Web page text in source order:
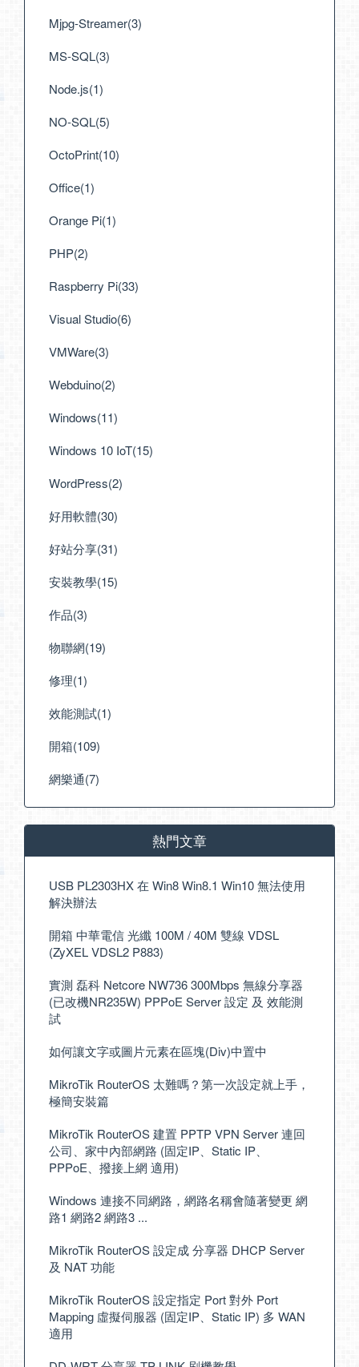
Mjpg-Streamer(3)
MS-SQL(3)
Node.js(1)
NO-SQL(5)
OctoPrint(10)
Office(1)
Orange Pi(1)
PHP(2)
Raspberry Pi(33)
Visual Studio(6)
VMWare(3)
Webduino(2)
Windows(11)
Windows 10 IoT(15)
WordPress(2)
好用軟體(30)
好站分享(31)
安裝教學(15)
作品(3)
物聯網(19)
修理(1)
效能測試(1)
開箱(109)
網樂通(7)
熱門文章
USB PL2303HX 在 Win8 Win8.1 Win10 無法使用
解決辦法
開箱 中華電信 光纖 100M / 40M 雙線 VDSL
(ZyXEL VDSL2 P883)
實測 磊科 Netcore NW736 300Mbps 無線分享器
(已改機NR235W) PPPoE Server 設定 及 效能測
試
如何讓文字或圖片元素在區塊(Div)中置中
MikroTik RouterOS 太難嗎？第一次設定就上手，
極簡安裝篇
MikroTik RouterOS 建置 PPTP VPN Server 連回
公司、家中內部網路 (固定IP、Static IP、
PPPoE、撥接上網 適用)
Windows 連接不同網路，網路名稱會隨著變更 網
路1 網路2 網路3 ...
MikroTik RouterOS 設定成 分享器 DHCP Server
及 NAT 功能
MikroTik RouterOS 設定指定 Port 對外 Port
Mapping 虛擬伺服器 (固定IP、Static IP) 多 WAN
適用